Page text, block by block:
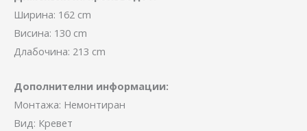
Ширина: 162 cm
Висина: 130 cm
Длабочина: 213 cm
Дополнителни информации:
Монтажа: Немонтиран
Вид: Кревет